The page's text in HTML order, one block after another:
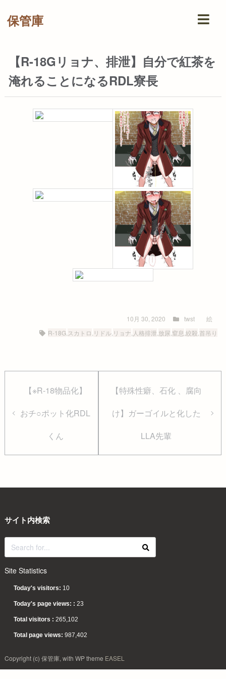
保管庫
【R-18Gリョナ、排泄】自分で紅茶を
淹れることになるRDL寮長
10月 30, 2020 twst
絵
R-18G スカトロ リドル リョナ 人格排泄 放尿 窒息 ,絞殺 ,首吊り
【※R-18物品化】
おチ○ポット化RDL
くん
【特殊性癖、石化 、腐向
け】ガーゴイルと化した
LLA先輩
サイト内検索
Site Statistics
Today's visitors: 10
Today's page views: : 23
Total visitors : 265,102
Total page views: 987,402
Copyright (c) 保管庫, with WP theme EASEL